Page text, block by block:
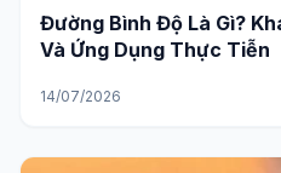
Đường Bình Độ Là Gì?
Và Ứng Dụng Thực Tiễn
14/07/2026